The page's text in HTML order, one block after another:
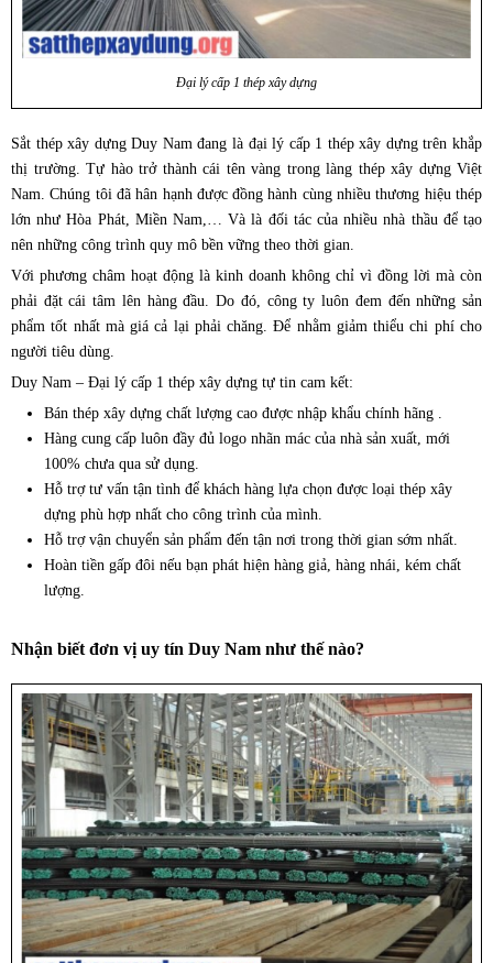
Đại lý cấp 1 thép xây dựng
Sắt thép xây dựng Duy Nam đang là đại lý cấp 1 thép xây dựng trên khắp
thị trường. Tự hào trở thành cái tên vàng trong làng thép xây dựng Việt
Nam. Chúng tôi đã hân hạnh được đồng hành cùng nhiều thương hiệu thép
lớn như Hòa Phát, Miền Nam,… Và là đối tác của nhiều nhà thầu để tạo
nên những công trình quy mô bền vững theo thời gian.
Với phương châm hoạt động là kinh doanh không chỉ vì đồng lời mà còn
phải đặt cái tâm lên hàng đầu. Do đó, công ty luôn đem đến những sản
phẩm tốt nhất mà giá cả lại phải chăng. Để nhằm giảm thiểu chi phí cho
người tiêu dùng.
Duy Nam – Đại lý cấp 1 thép xây dựng tự tin cam kết:
Bán thép xây dựng chất lượng cao được nhập khẩu chính hãng .
Hàng cung cấp luôn đầy đủ logo nhãn mác của nhà sản xuất, mới
100% chưa qua sử dụng.
Hỗ trợ tư vấn tận tình để khách hàng lựa chọn được loại thép xây
dựng phù hợp nhất cho công trình của mình.
Hỗ trợ vận chuyển sản phẩm đến tận nơi trong thời gian sớm nhất.
Hoàn tiền gấp đôi nếu bạn phát hiện hàng giả, hàng nhái, kém chất
lượng.
Nhận biết đơn vị uy tín Duy Nam như thế nào?